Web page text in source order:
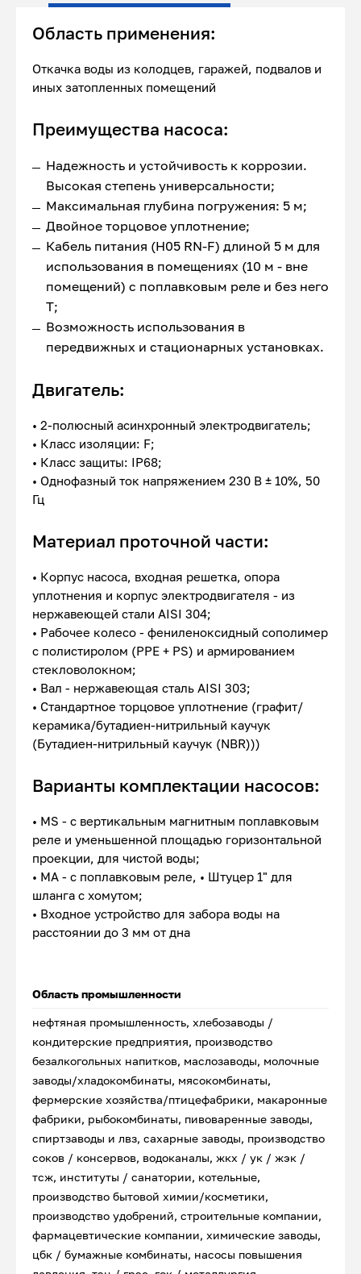
Область применения:
Откачка воды из колодцев, гаражей, подвалов и
иных затопленных помещений
Преимущества насоса:
Надежность и устойчивость к коррозии.
Высокая степень универсальности;
Максимальная глубина погружения: 5 м;
Двойное торцовое уплотнение;
Кабель питания (H05 RN-F) длиной 5 м для
использования в помещениях (10 м - вне
помещений) с поплавковым реле и без него
Т;
Возможность использования в
передвижных и стационарных установкаx.
Двигатель:
• 2-полюсный асинхронный электродвигатель;
• Класс изоляции: F;
• Класс защиты: IP68;
• Однофазный ток напряжением 230 В ± 10%, 50
Гц
Материал проточной части:
• Корпус насоса, входная решетка, опора
уплотнения и корпус электродвигателя - из
нержавеющей стали AISI 304;
• Рабочее колесо - фениленоксидный сополимер
с полистиролом (PPE + PS) и армированием
стекловолокном;
• Вал - нержавеющая сталь AISI 303;
• Стандартное торцовое уплотнение (графит/
керамика/бутадиен-нитрильный каучук
(Бутадиен-нитрильный каучук (NBR)))
Варианты комплектации насосов:
• MS - с вертикальным магнитным поплавковым
реле и уменьшенной площадью горизонтальной
проекции, для чистой воды;
• MA - с поплавковым реле, • Штуцер 1" для
шланга с хомутом;
• Входное устройство для забора воды на
расстоянии до 3 мм от дна
Область промышленности
нефтяная промышленность, хлебозаводы /
кондитерские предприятия, производство
безалкогольных напитков, маслозаводы, молочные
заводы/хладокомбинаты, мясокомбинаты,
фермерские хозяйства/птицефабрики, макаронные
фабрики, рыбокомбинаты, пивоваренные заводы,
спиртзаводы и лвз, сахарные заводы, производство
соков / консервов, водоканалы, жкх / ук / жэк /
тсж, институты / санатории, котельные,
производство бытовой химии/косметики,
производство удобрений, строительные компании,
фармацевтические компании, химические заводы,
цбк / бумажные комбинаты, насосы повышения